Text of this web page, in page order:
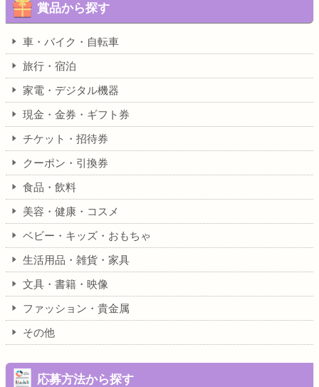
賞品から探す
車・バイク・自転車
旅行・宿泊
家電・デジタル機器
現金・金券・ギフト券
チケット・招待券
クーポン・引換券
食品・飲料
美容・健康・コスメ
ベビー・キッズ・おもちゃ
生活用品・雑貨・家具
文具・書籍・映像
ファッション・貴金属
その他
応募方法から探す